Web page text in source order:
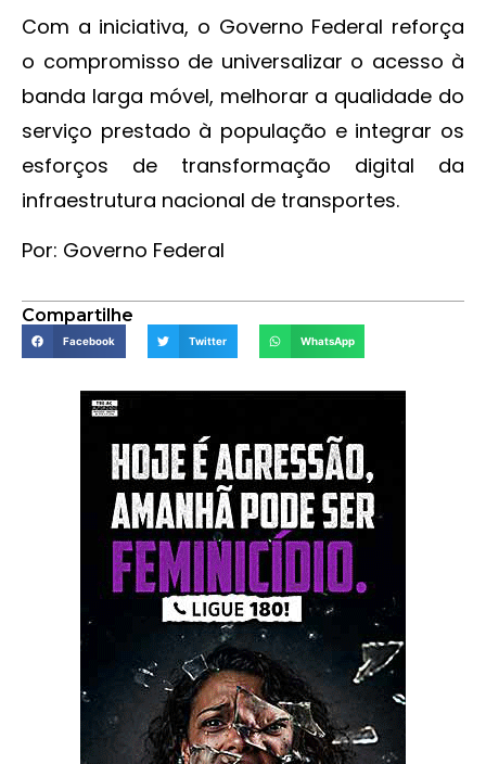
Com a iniciativa, o Governo Federal reforça
o compromisso de universalizar o acesso à
banda larga móvel, melhorar a qualidade do
serviço prestado à população e integrar os
esforços de transformação digital da
infraestrutura nacional de transportes.
Por: Governo Federal
Compartilhe
Facebook Twitter WhatsApp